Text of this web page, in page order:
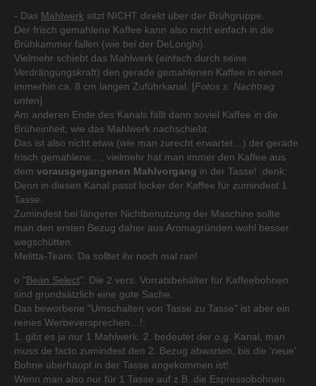
- Das Mahlwerk sitzt NICHT direkt über der Brühgruppe.
Der frisch gemahlene Kaffee kann also nicht einfach in die
Brühkammer fallen (wie bei der DeLonghi).
Vielmehr schiebt das Mahlwerk (einfach durch seine
Verdrängungskraft) den gerade gemahlenen Kaffee in einen
immerhin ca. 8 cm langen Zuführkanal. [Fotos s. Nachtrag
unten]
Am anderen Ende des Kanals fällt dann soviel Kaffee in die
Brüheinheit, wie das Mahlwerk nachschiebt.
Das ist also nicht etwa (wie man zurecht erwartet…) der gerade
frisch gemahlene…, vielmehr hat man immer den Kaffee aus
dem vorausgegangenen Mahlvorgang in der Tasse! :denk:
Denn in diesen Kanal passt locker der Kaffee für zumindest 1
Tasse.
Zumindest bei längerer Nichtbenutzung der Maschine sollte
man den ersten Bezug daher aus Aromagründen wohl besser
wegschütten.
Melitta-Team: Da solltet ihr noch mal ran!
o "Bean Select": Die 2 vers. Vorratsbehälter für Kaffeebohnen
sind grundsätzlich eine gute Sache.
Das beworbene "Umschalten von Tasse zu Tasse" ist aber ein
reines Werbeversprechen…!:
1. gibt es ja nur 1 Mahlwerk. 2. bedeutet der o.g. Kanal, man
muss de facto zumindest den 2. Bezug abwarten, bis die 'neue'
Bohne überhaupt in der Tasse angekommen ist!
Wenn man also nur für 1 Tasse auf z.B. die Espressobohnen